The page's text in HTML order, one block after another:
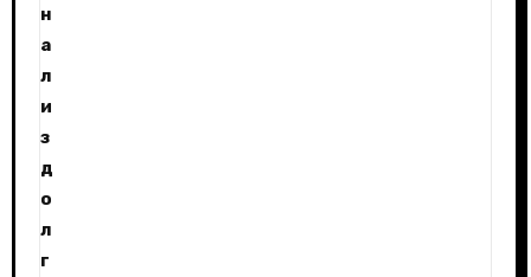
н
а
л
и
з
д
о
л
г